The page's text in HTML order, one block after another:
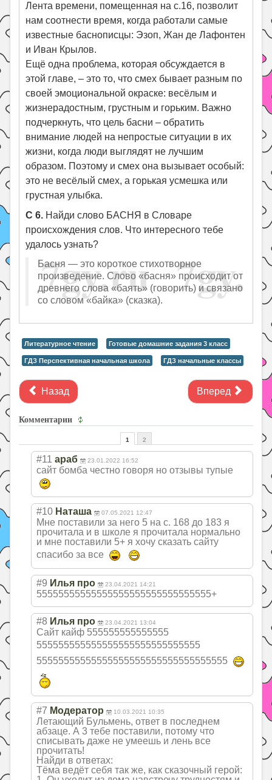
Лента времени, помещенная на с.16, позволит
нам соотнести время, когда работали самые
известные баснописцы: Эзоп, Жан де Лафонтен
и Иван Крылов.
Ещё одна проблема, которая обсуждается в
этой главе, – это то, что смех бывает разным по
своей эмоциональной окраске: весёлым и
жизнерадостным, грустным и горьким. Важно
подчеркнуть, что цель басни – обратить
внимание людей на непростые ситуации в их
жизни, когда люди выглядят не лучшим
образом. Поэтому и смех она вызывает особый:
это не весёлый смех, а горькая усмешка или
грустная улыбка.
С 6. Найди слово БАСНЯ в Словаре
происхождения слов. Что интересного тебе
удалось узнать?
Басня — это короткое стихотворное
произведение. Слово «басня» происходит от
древнего слова «баять» (говорить) и связано
со словом «байка» (сказка).
Литературное чтение Готовые домашние задания 3 класс
ГДЗ Перспективная начальная школа ГДЗ начальные классы
Назад Вперед
Комментарии
1 2
#11 араб 23.01.2022 16:52
сайт бомба честно говоря но отзывы тупые
#10 Наташа 07.05.2021 12:47
Мне поставили за него 5 на с. 168 до 183 я
прочитала и в школе я прочитала нормально
и мне поставили 5+ я хочу сказать сайту
спасибо за все
#9 Илья про 23.04.2021 14:21
55555555555555555555555555555555+
#8 Илья про 23.04.2021 13:04
Сайт кайф 555555555555555
555555555555555555555555555555
55555555555555555555555555555555555
#7 Модератор 10.03.2021 10:35
Летающий Бульмень, ответ в последнем
абзаце. А 3 тебе поставили, потому что
списывать даже не умеешь и лень все
прочитать!
Найди в ответах:
Тёма ведёт себя так же, как сказочный герой: